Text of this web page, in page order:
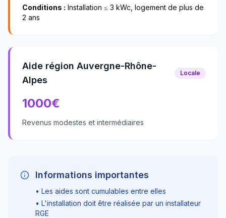
Conditions : Installation ≤ 3 kWc, logement de plus de
2 ans
Aide région Auvergne-Rhône-
Alpes
Locale
1000€
Revenus modestes et intermédiaires
Informations importantes
• Les aides sont cumulables entre elles
• L'installation doit être réalisée par un installateur
RGE